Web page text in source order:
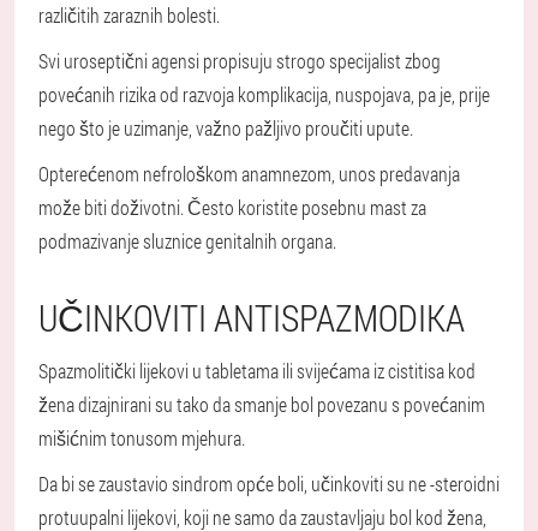
različitih zaraznih bolesti.
Svi uroseptični agensi propisuju strogo specijalist zbog
povećanih rizika od razvoja komplikacija, nuspojava, pa je, prije
nego što je uzimanje, važno pažljivo proučiti upute.
Opterećenom nefrološkom anamnezom, unos predavanja
može biti doživotni. Često koristite posebnu mast za
podmazivanje sluznice genitalnih organa.
UČINKOVITI ANTISPAZMODIKA
Spazmolitički lijekovi u tabletama ili svijećama iz cistitisa kod
žena dizajnirani su tako da smanje bol povezanu s povećanim
mišićnim tonusom mjehura.
Da bi se zaustavio sindrom opće boli, učinkoviti su ne -steroidni
protuupalni lijekovi, koji ne samo da zaustavljaju bol kod žena,